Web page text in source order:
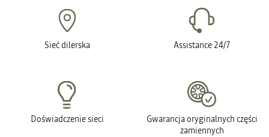
Sieć dilerska Assistance 24/7
Doświadczenie sieci
Gwarancja oryginalnych części
zamiennych